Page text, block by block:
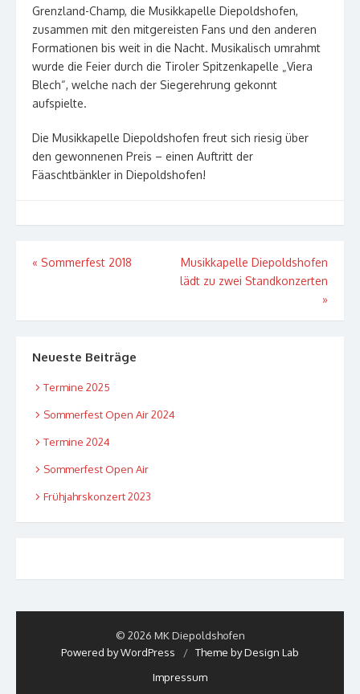
Grenzland-Champ, die Musikkapelle Diepoldshofen,
zusammen mit den mitgereisten Fans und den anderen
Formationen bis weit in die Nacht. Musikalisch umrahmt
wurde die Feier durch die Tiroler Spitzenkapelle „Viera
Blech“, welche nach der Siegerehrung gekonnt
aufspielte.
Die Musikkapelle Diepoldshofen freut sich riesig über
den gewonnenen Preis – einen Auftritt der
Fäaschtbänkler in Diepoldshofen!
Beitragsnavigation
« Sommerfest 2018
Musikkapelle Diepoldshofen
lädt zu zwei Standkonzerten
»
Neueste Beiträge
Termine 2025
Sommerfest Open Air 2024
Termine 2024
Sommerfest Open Air
Frühjahrskonzert 2023
© 2026 MK Diepoldshofen
Powered by WordPress
/ Theme by Design Lab
Impressum